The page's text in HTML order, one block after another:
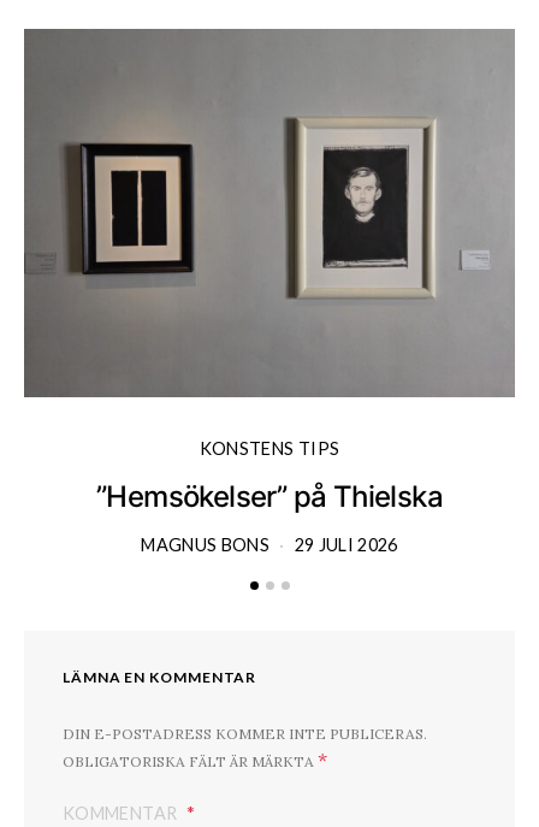
KONSTENS TIPS
”Hemsökelser” på Thielska
MAGNUS BONS 29 JULI 2026
LÄMNA EN KOMMENTAR
DIN E-POSTADRESS KOMMER INTE PUBLICERAS.
OBLIGATORISKA FÄLT ÄR MÄRKTA *
KOMMENTAR